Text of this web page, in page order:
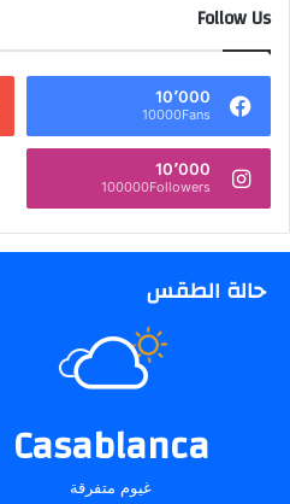
Follow Us
10٬000
10000Fans
10٬000
100000Followers
حالة الطقس
Casablanca
غيوم متفرقة